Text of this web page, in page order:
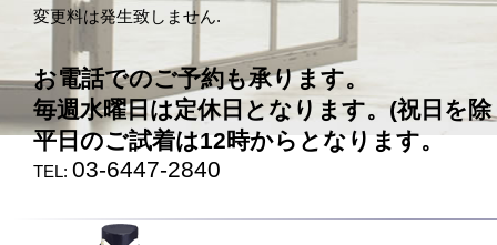
変更料は発生致しません.
お電話でのご予約も承ります。
毎週水曜日は定休日となります。(祝日を除
平日のご試着は12時からとなります。
TEL: 03-6447-2840